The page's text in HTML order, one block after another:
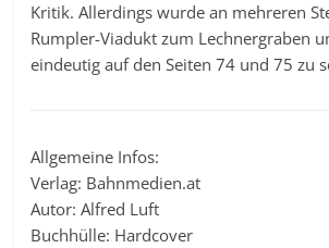
Kritik. Allerdings wurde an mehreren
Rumpler-Viadukt zum Lechnergraben
eindeutig auf den Seiten 74 und 75 zu
Allgemeine Infos:
Verlag: Bahnmedien.at
Autor: Alfred Luft
Buchhülle: Hardcover